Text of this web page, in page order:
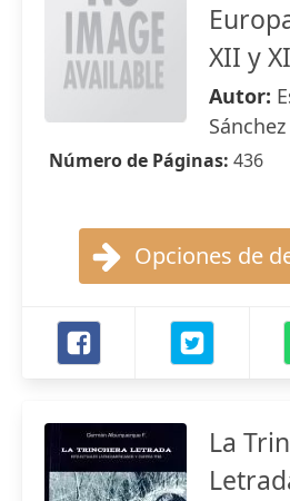
XII y
Autor:
Sánchez
Número de Páginas: 436
Opciones de
La